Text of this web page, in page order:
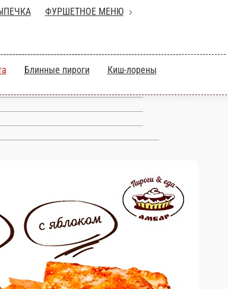
ФУРШЕТНОЕ МЕНЮ
Блинные пироги
Киш-лорены